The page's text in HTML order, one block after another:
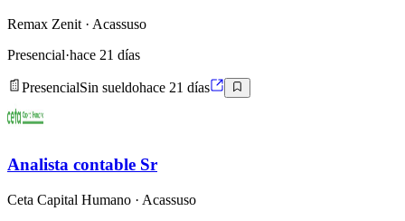
Remax Zenit · Acassuso
Presencial·hace 21 días
PresencialSin sueldohace 21 días
Analista contable Sr
Ceta Capital Humano · Acassuso